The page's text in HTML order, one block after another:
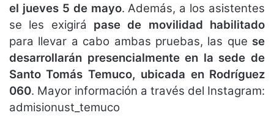
el jueves 5 de mayo. Además, a los asistentes
se les exigirá pase de movilidad habilitado
para llevar a cabo ambas pruebas, las que se
desarrollarán presencialmente en la sede de
Santo Tomás Temuco, ubicada en Rodríguez
060. Mayor información a través del Instagram:
admisionust_temuco